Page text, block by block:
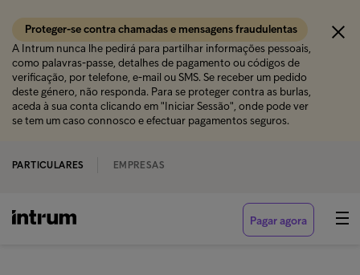
Proteger-se contra chamadas e mensagens fraudulentas
A Intrum nunca lhe pedirá para partilhar informações pessoais,
como palavras-passe, detalhes de pagamento ou códigos de
verificação, por telefone, e-mail ou SMS. Se receber um pedido
deste género, não responda. Para se proteger contra as burlas,
aceda à sua conta clicando em "Iniciar Sessão", onde pode ver
se tem um caso connosco e efectuar pagamentos seguros.
PARTICULARES EMPRESAS
Pagar agora